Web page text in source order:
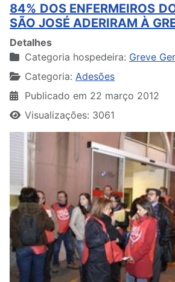
84% DOS ENFERMEIROS
SÃO JOSÉ ADERIRAM À
Detalhes
Categoria hospedeira: Greve
Categoria: Adesões
Publicado em 22 março 2012
Visualizações: 3061